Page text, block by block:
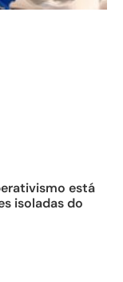
está
isoladas do